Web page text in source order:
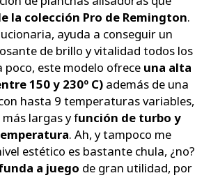
la colección Pro de Remington.
ayuda a conseguir un
de brillo y vitalidad todos los
poco, este modelo ofrece una alta
150 y 230º C) además de una
hasta 9 temperaturas variables,
largas y función de turbo y
. Ah, y tampoco me
estético es bastante chula, ¿no?
a juego de gran utilidad, por